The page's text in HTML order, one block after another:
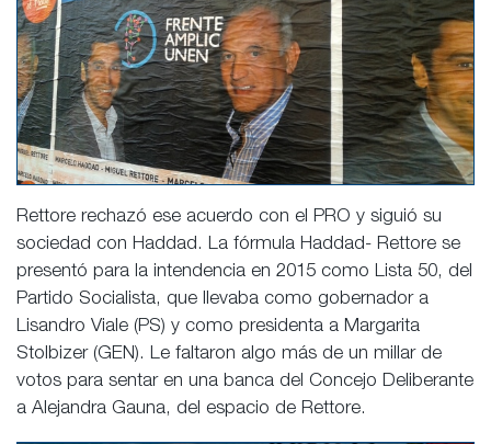
Rettore rechazó ese acuerdo con el PRO y siguió su
sociedad con Haddad. La fórmula Haddad- Rettore se
presentó para la intendencia en 2015 como Lista 50, del
Partido Socialista, que llevaba como gobernador a
Lisandro Viale (PS) y como presidenta a Margarita
Stolbizer (GEN). Le faltaron algo más de un millar de
votos para sentar en una banca del Concejo Deliberante
a Alejandra Gauna, del espacio de Rettore.